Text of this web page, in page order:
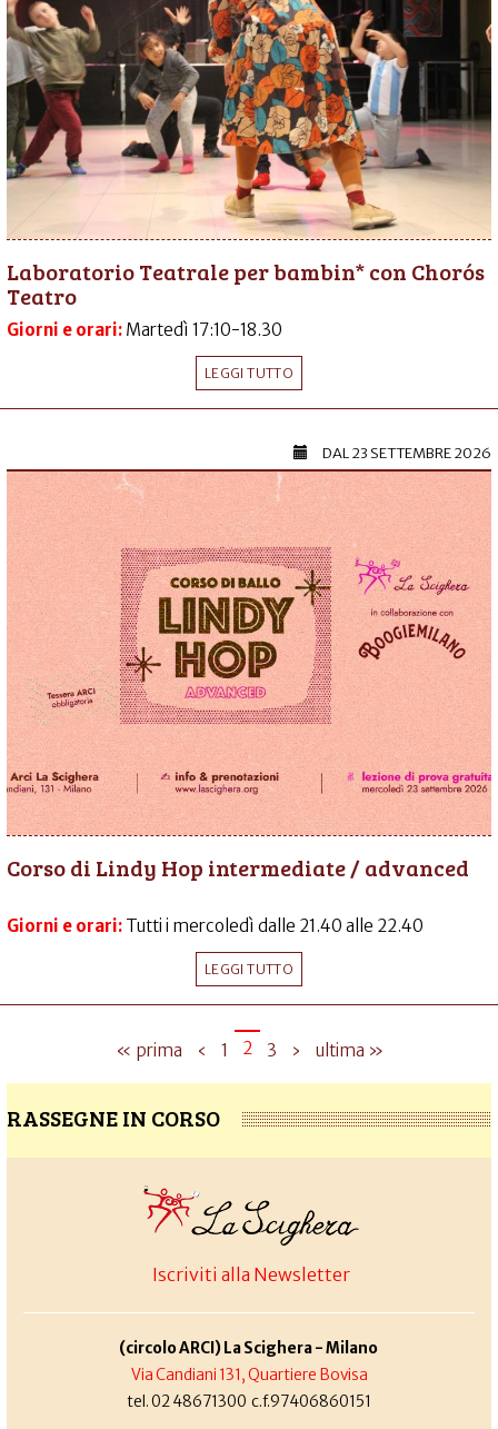
Laboratorio Teatrale per bambin* con Chorós
Teatro
Giorni e orari: Martedì 17:10-18.30
LEGGI TUTTO
DAL23 SETTEMBRE 2026
Corso di Lindy Hop intermediate / advanced
Giorni e orari: Tutti i mercoledì dalle 21.40 alle 22.40
LEGGI TUTTO
« prima ‹ 1 2 3 › ultima »
RASSEGNE IN CORSO
Iscriviti alla Newsletter
(circolo ARCI) La Scighera - Milano
Via Candiani 131, Quartiere Bovisa
tel. 02 48671300 c.f.97406860151